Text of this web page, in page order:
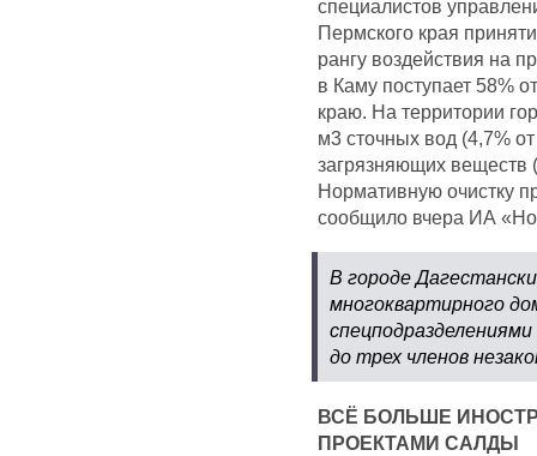
специалистов
Пермского края
рангу воздействия на
в Каму поступает 58%
краю. На территории
м3 сточных вод (4,7%
загрязняющих веществ
Нормативную очистку
сообщило вчера ИА
В городе
многоквартирного
до трех членов
ВСЁ БОЛЬШЕ
ПРОЕКТАМИ САЛДЫ